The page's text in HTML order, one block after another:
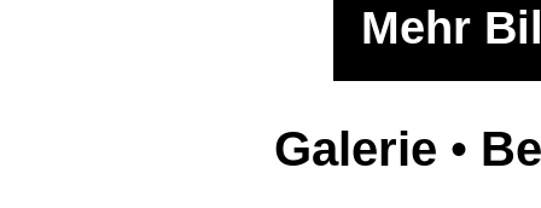
Mehr
Galerie •